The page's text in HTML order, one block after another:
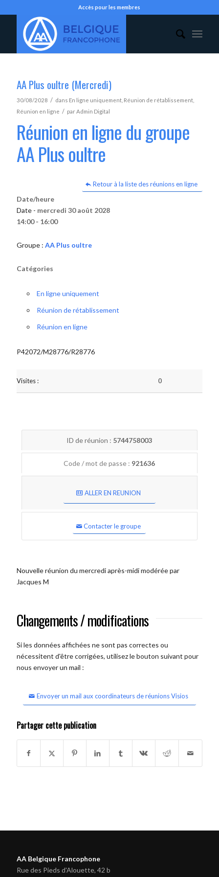
Accès pour les membres
AA Plus oultre (Mercredi)
30/08/2028 / dans En ligne uniquement, Réunion de rétablissement,
Réunion en ligne / parAdmin Digital
Réunion en ligne du groupe
AA Plus oultre
Retour à la liste des réunions en ligne
Date/heure
Date - mercredi 30 août 2028
14:00 - 16:00
Groupe : AA Plus oultre
Catégories
En ligne uniquement
Réunion de rétablissement
Réunion en ligne
P42072/M28776/R28776
Visites : 0
ID de réunion : 5744758003
Code / mot de passe : 921636
ALLER EN REUNION
Contacter le groupe
Nouvelle réunion du mercredi après-midi modérée par
Jacques M
Changements / modifications
Si les données affichées ne sont pas correctes ou
nécessitent d'être corrigées, utilisez le bouton suivant pour
nous envoyer un mail :
Envoyer un mail aux coordinateurs de réunions Visios
Partager cette publication
AA Belgique Francophone
Rue des Pieds d'Alouette, 42 b